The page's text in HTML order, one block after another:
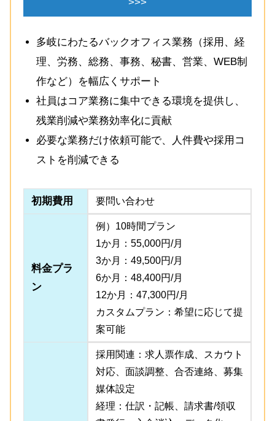
多岐にわたるバックオフィス業務（採用、経
理、労務、総務、事務、秘書、営業、WEB制
作など）を幅広くサポート
社員はコア業務に集中できる環境を提供し、
残業削減や業務効率化に貢献
必要な業務だけ依頼可能で、人件費や採用コ
ストを削減できる
初期費用 要問い合わせ
料金プラ
ン
例）10時間プラン
1か月：55,000円/月
3か月：49,500円/月
6か月：48,400円/月
12か月：47,300円/月
カスタムプラン：希望に応じて提
案可能
採用関連：求人票作成、スカウト
対応、面談調整、合否連絡、募集
媒体設定
経理：仕訳・記帳、請求書/領収